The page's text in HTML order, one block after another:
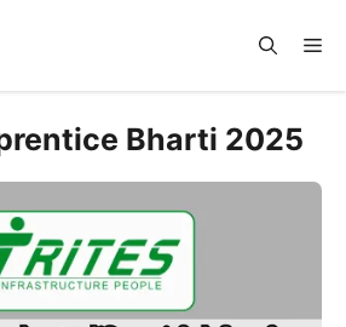
Bharti 2025